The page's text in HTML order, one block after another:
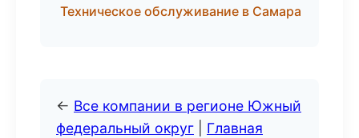
Техническое обслуживание в Самара
← Все компании в регионе Южный
федеральный округ
Главная